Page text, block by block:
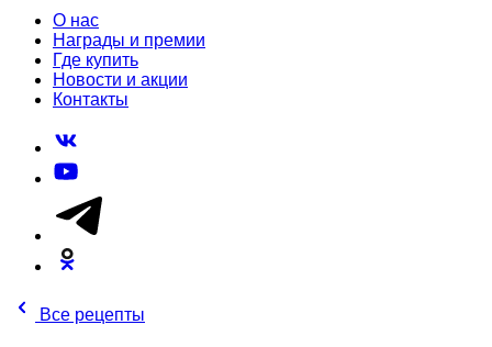
О нас
Награды и премии
Где купить
Новости и акции
Контакты
Все рецепты